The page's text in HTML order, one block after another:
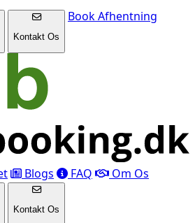
Kontakt Os
Book Afhentning
Blogs FAQ Om Os
Kontakt Os